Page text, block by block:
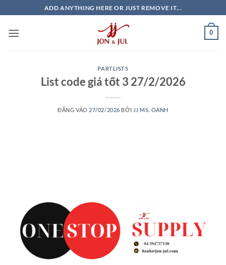
qua
nội
ADD ANYTHING HERE OR JUST REMOVE IT...
0
PARTLISTS
List code giá tốt 3 27/2/2026
ĐĂNG VÀO 27/02/2026 BỞI JJ MS. OANH